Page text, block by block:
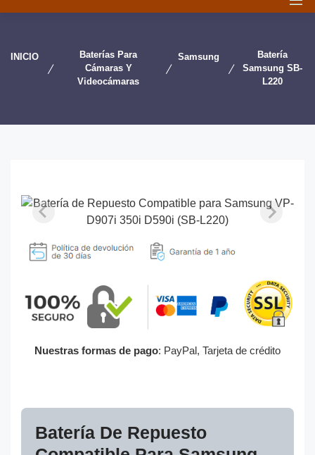
INICIO
Baterías Para
Cámaras Y
Videocámaras
Samsung
Batería
Samsung SB-
L220
Nuestras formas de pago: PayPal, Tarjeta de crédito
Batería De Repuesto